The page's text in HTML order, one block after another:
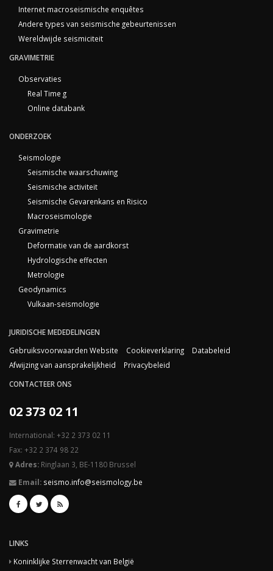
Internet macroseismische enquêtes
Andere types van seismische gebeurtenissen
Wereldwijde seismiciteit
GRAVIMETRIE
Observaties
Real Time g
Online databank
ONDERZOEK
Seismologie
Seismische waarschuwing
Seismische activiteit
Seismische Gevarenkans en Risico
Macroseismologie
Gravimetrie
Deformatie van de aardkorst
Hydrologische effecten
Metrologie
Geodynamics
Vulkaan-seismologie
JURIDISCHE MEDEDELINGEN
Gebruiksvoorwaarden Website
Cookieverklaring
Databeleid
Afwijzing van aansprakelijkheid
Privacybeleid
CONTACTEER ONS
02 373 02 11
International: +32 2 373 02 11
Fax: +32 2 374 98 22
Adres: Ringlaan 3, BE-1180 Brussel
Email: seismo.info@seismology.be
LINKS
Koninklijke Sterrenwacht van België